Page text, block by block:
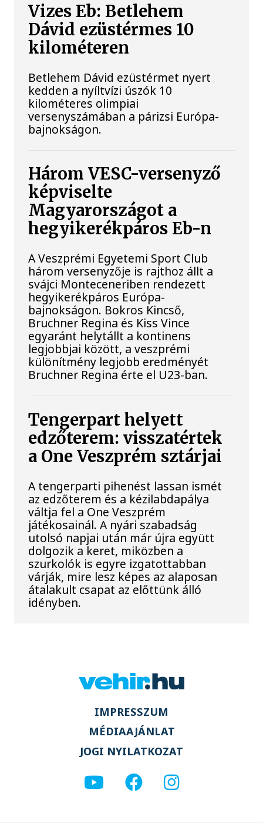
Vizes Eb: Betlehem
Dávid ezüstérmes 10
kilométeren
Betlehem Dávid ezüstérmet nyert
kedden a nyíltvízi úszók 10
kilométeres olimpiai
versenyszámában a párizsi Európa-
bajnokságon.
Három VESC-versenyző
képviselte
Magyarországot a
hegyikerékpáros Eb-n
A Veszprémi Egyetemi Sport Club
három versenyzője is rajthoz állt a
svájci Monteceneriben rendezett
hegyikerékpáros Európa-
bajnokságon. Bokros Kincső,
Bruchner Regina és Kiss Vince
egyaránt helytállt a kontinens
legjobbjai között, a veszprémi
különítmény legjobb eredményét
Bruchner Regina érte el U23-ban.
Tengerpart helyett
edzőterem: visszatértek
a One Veszprém sztárjai
A tengerparti pihenést lassan ismét
az edzőterem és a kézilabdapálya
váltja fel a One Veszprém
játékosainál. A nyári szabadság
utolsó napjai után már újra együtt
dolgozik a keret, miközben a
szurkolók is egyre izgatottabban
várják, mire lesz képes az alaposan
átalakult csapat az előttünk álló
idényben.
IMPRESSZUM
MÉDIAAJÁNLAT
JOGI NYILATKOZAT